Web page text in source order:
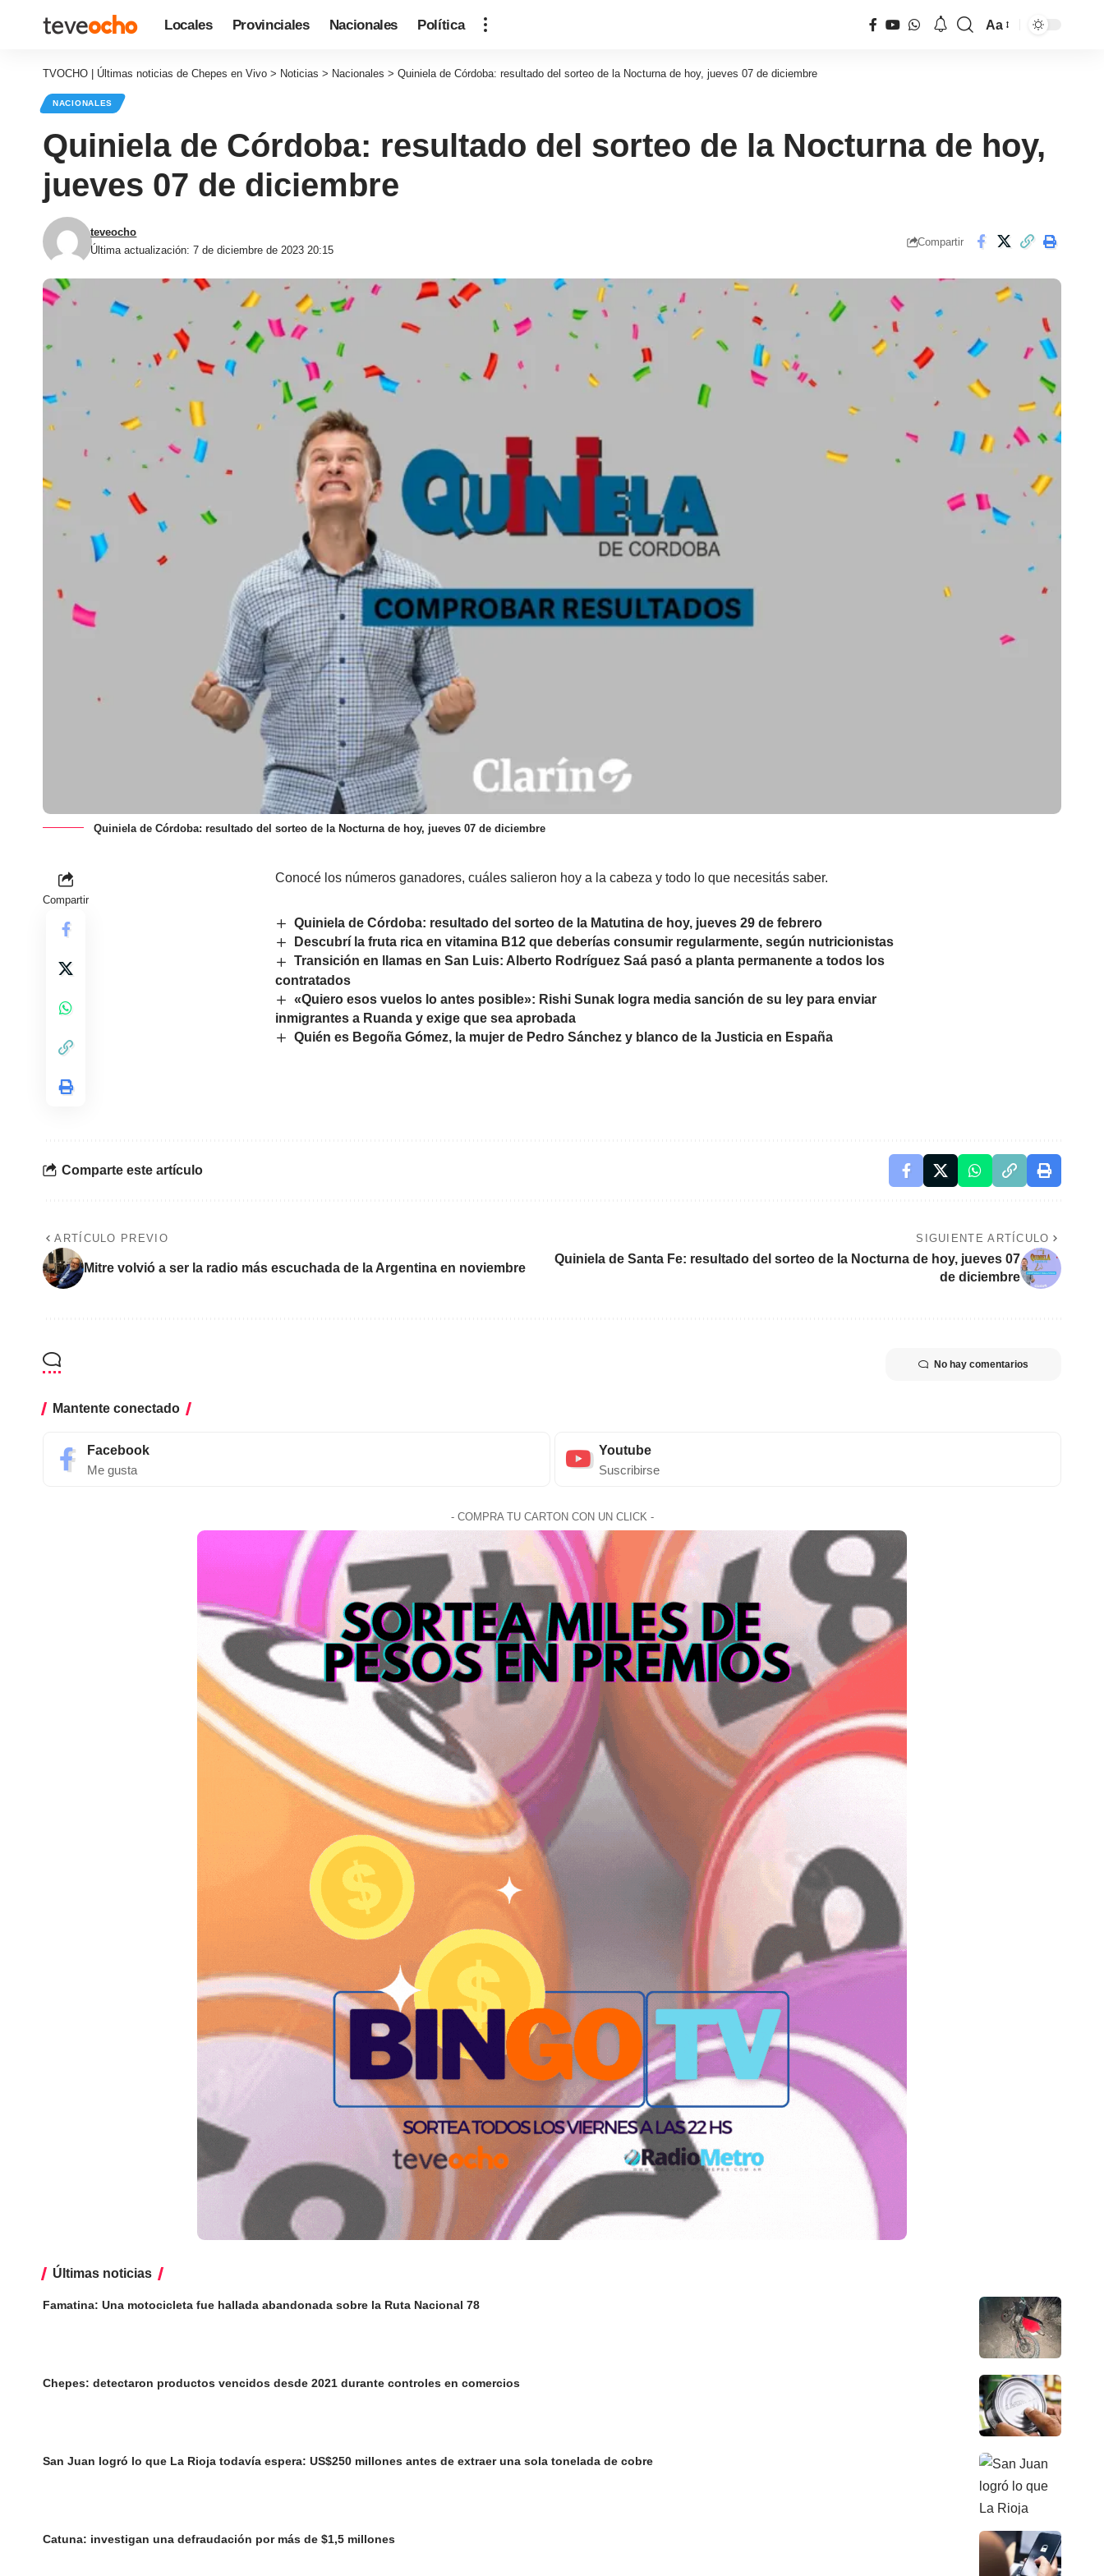
Locales Provinciales Nacionales Política Aa
TVOCHO | Últimas noticias de Chepes en Vivo > Noticias > Nacionales > Quiniela de Córdoba: resultado del sorteo de la Nocturna de hoy, jueves 07 de diciembre
NACIONALES
Quiniela de Córdoba: resultado del sorteo de la Nocturna de hoy,
jueves 07 de diciembre
Última actualización: 7 de diciembre de 2023 20:15
teveocho
Compartir
Quiniela de Córdoba: resultado del sorteo de la Nocturna de hoy, jueves 07 de diciembre
Compartir
Conocé los números ganadores, cuáles salieron hoy a la cabeza y todo lo que necesitás saber.
Quiniela de Córdoba: resultado del sorteo de la Matutina de hoy, jueves 29 de febrero
Descubrí la fruta rica en vitamina B12 que deberías consumir regularmente, según nutricionistas
Transición en llamas en San Luis: Alberto Rodríguez Saá pasó a planta permanente a todos los
contratados
«Quiero esos vuelos lo antes posible»: Rishi Sunak logra media sanción de su ley para enviar
inmigrantes a Ruanda y exige que sea aprobada
Quién es Begoña Gómez, la mujer de Pedro Sánchez y blanco de la Justicia en España
Comparte este artículo
ARTÍCULO PREVIO
Mitre volvió a ser la radio más escuchada de la Argentina en noviembre
SIGUIENTE ARTÍCULO
Quiniela de Santa Fe: resultado del sorteo de la Nocturna de hoy, jueves 07
de diciembre
No hay comentarios
Mantente conectado
Facebook
Me gusta
Youtube
Suscribirse
- COMPRA TU CARTON CON UN CLICK -
Últimas noticias
Famatina: Una motocicleta fue hallada abandonada sobre la Ruta Nacional 78
Chepes: detectaron productos vencidos desde 2021 durante controles en comercios
San Juan logró lo que La Rioja todavía espera: US$250 millones antes de extraer una sola tonelada de cobre
Catuna: investigan una defraudación por más de $1,5 millones